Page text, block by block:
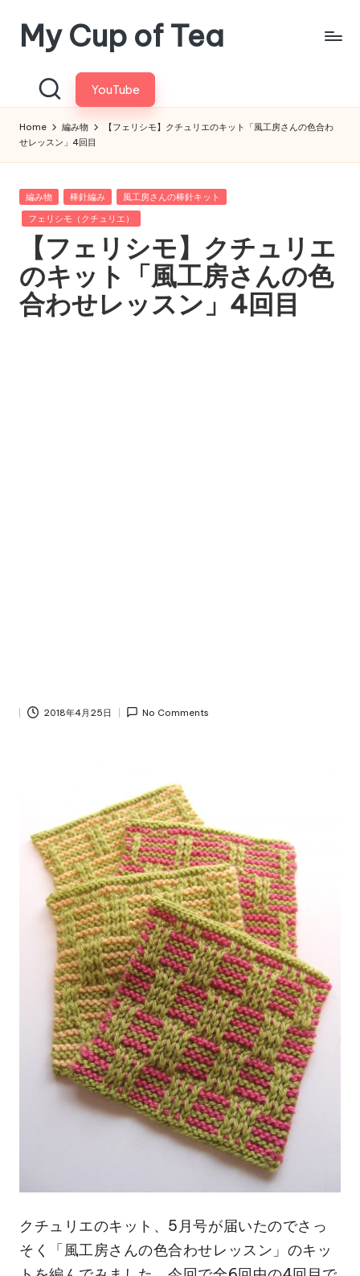
content
My Cup of Tea
YouTube
Home 編み物
【フェリシモ】クチュリエのキット「風工房さんの色合わ
せレッスン」4回目
Posted
in
編み物 棒針編み
風工房さんの棒針キット
フェリシモ（クチュリエ）
【フェリシモ】クチュリエ
のキット「風工房さんの色
合わせレッスン」4回目
2018年4月25日 No Comments
クチュリエのキット、5月号が届いたのでさっ
そく「風工房さんの色合わせレッスン」のキッ